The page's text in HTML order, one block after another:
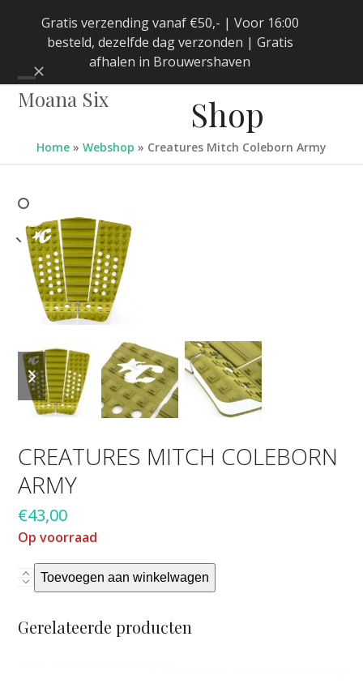
Gratis verzending vanaf €50,- | Voor 16:00
besteld, dezelfde dag verzonden | Gratis
afhalen in Brouwershaven
Negeren
Moana Six
Open
menu
Close
menu
Shop
Home » Webshop » Creatures Mitch Coleborn Army
previous
slide
next
slide
CREATURES MITCH COLEBORN
ARMY
€43,00
Op voorraad
Creatures
Mitch
Coleborn
Army
Toevoegen aan winkelwagen
Gerelateerde producten